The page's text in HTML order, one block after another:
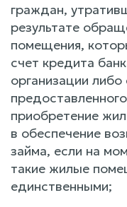
граждан,
результате
помещения,
счет кредита
организации
приобретение
в обеспечение
займа, если на
такие жилые
единственными;